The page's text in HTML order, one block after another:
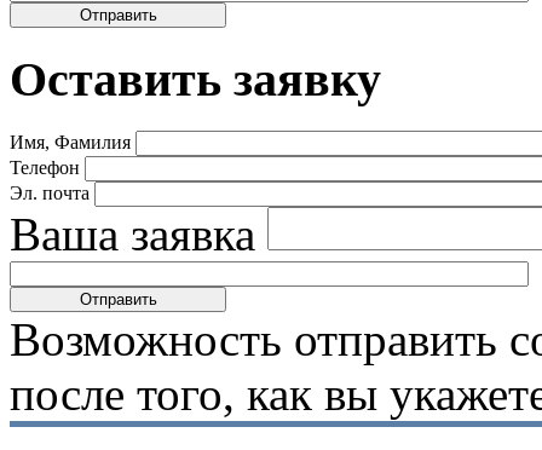
Оставить заявку
Имя, Фамилия
Телефон
Эл. почта
Ваша заявка
Возможность отправить
после того, как вы